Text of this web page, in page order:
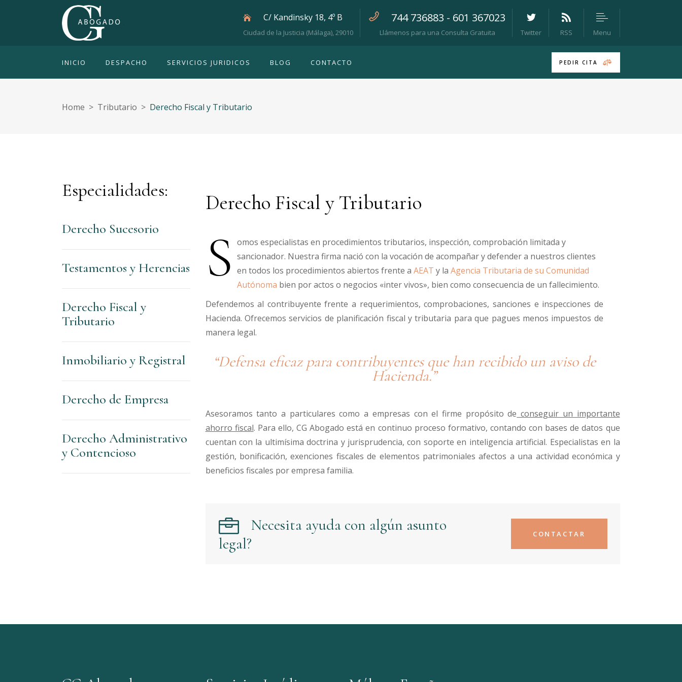
C/ Kandinsky 18, 4º B
Ciudad de la Justicia (Málaga), 29010
744 736883 - 601 367023
Llámenos para una Consulta Gratuita Twitter RSS Menu
INICIO DESPACHO SERVICIOS JURIDICOS BLOG CONTACTO PEDIR CITA
Home > Tributario > Derecho Fiscal y Tributario
Derecho Fiscal y Tributario
S omos especialistas en procedimientos tributarios, inspección, comprobación limitada y
sancionador. Nuestra firma nació con la vocación de acompañar y defender a nuestros clientes
en todos los procedimientos abiertos frente a AEAT y la Agencia Tributaria de su Comunidad
Autónoma bien por actos o negocios «inter vivos», bien como consecuencia de un fallecimiento.
Defendemos al contribuyente frente a requerimientos, comprobaciones, sanciones e inspecciones de
Hacienda. Ofrecemos servicios de planificación fiscal y tributaria para que pagues menos impuestos de
manera legal.
“Defensa eficaz para contribuyentes que han recibido un aviso de
Hacienda.”
Asesoramos tanto a particulares como a empresas con el firme propósito de conseguir un importante
ahorro fiscal. Para ello, CG Abogado está en continuo proceso formativo, contando con bases de datos que
cuentan con la ultimísima doctrina y jurisprudencia, con soporte en inteligencia artificial. Especialistas en la
gestión, bonificación, exenciones fiscales de elementos patrimoniales afectos a una actividad económica y
beneficios fiscales por empresa familia.
Necesita ayuda con algún asunto
legal?
CONTACTAR
Especialidades:
Derecho Sucesorio
Testamentos y Herencias
Derecho Fiscal y
Tributario
Inmobiliario y Registral
Derecho de Empresa
Derecho Administrativo
y Contencioso